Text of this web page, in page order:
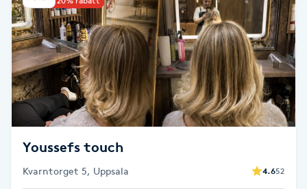
Babylights
Balayage
Bambumassage
Barber
Barnklippning
Youssefs touch
Kvarntorget 5, Uppsala 4.652